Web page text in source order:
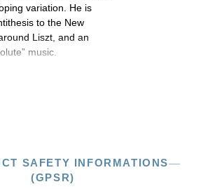
variation. He is
to the New
Liszt, and an
music.
SAFETY INFORMATIONS
(GPSR)